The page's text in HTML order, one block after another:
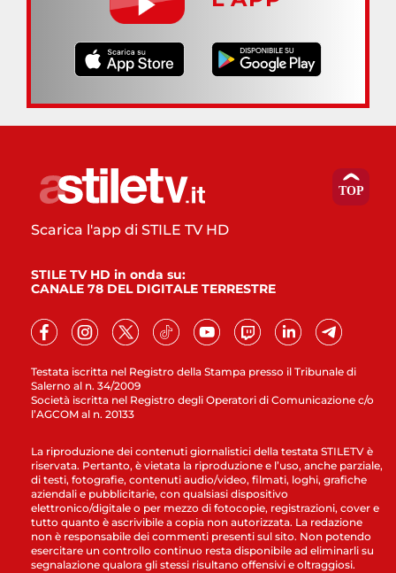
Testata iscritta nel Registro della Stampa presso il Tribunale di
Salerno al n. 34/2009
Società iscritta nel Registro degli Operatori di Comunicazione c/o
l’AGCOM al n. 20133
Scarica l'app di STILE TV HD
STILE TV HD in onda su:
CANALE 78 DEL DIGITALE TERRESTRE
La riproduzione dei contenuti giornalistici della testata STILETV è
riservata. Pertanto, è vietata la riproduzione e l’uso, anche parziale,
di testi, fotografie, contenuti audio/video, filmati, loghi, grafiche
aziendali e pubblicitarie, con qualsiasi dispositivo
elettronico/digitale o per mezzo di fotocopie, registrazioni, cover e
tutto quanto è ascrivibile a copia non autorizzata. La redazione
non è responsabile dei commenti presenti sul sito. Non potendo
esercitare un controllo continuo resta disponibile ad eliminarli su
segnalazione qualora gli stessi risultano offensivi e oltraggiosi.